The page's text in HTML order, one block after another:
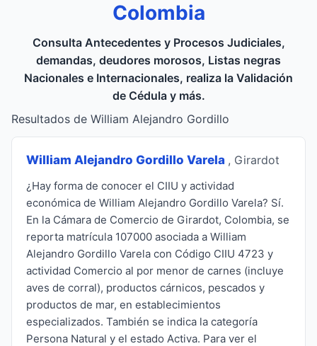
Colombia
Consulta Antecedentes y Procesos Judiciales,
demandas, deudores morosos, Listas negras
Nacionales e Internacionales, realiza la Validación
de Cédula y más.
Resultados de William Alejandro Gordillo
William Alejandro Gordillo Varela , Girardot
¿Hay forma de conocer el CIIU y actividad
económica de William Alejandro Gordillo Varela? Sí.
En la Cámara de Comercio de Girardot, Colombia, se
reporta matrícula 107000 asociada a William
Alejandro Gordillo Varela con Código CIIU 4723 y
actividad Comercio al por menor de carnes (incluye
aves de corral), productos cárnicos, pescados y
productos de mar, en establecimientos
especializados. También se indica la categoría
Persona Natural y el estado Activa. Para ver el